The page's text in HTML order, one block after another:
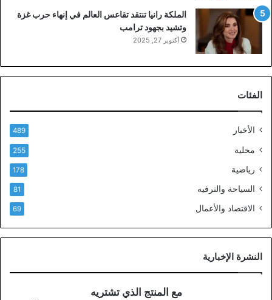
الملكة رانيا تنتقد تقاعس العالم في إنهاء حرب غزة
وتشيد بجهود ترامب
أكتوبر 27, 2025
الفئات
الأخبار 489
محلية 255
رياضية 178
السياحة والترفيه 81
الاقتصاد والأعمال 69
النشرة الإخبارية
مع المنتج الذي تشتريه